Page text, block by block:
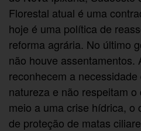
Florestal atual é uma
hoje é uma política de
reforma agrária. No último
não houve assentamentos.
reconhecem a
natureza e não respeitam
meio a uma crise hídrica, o
de proteção de matas